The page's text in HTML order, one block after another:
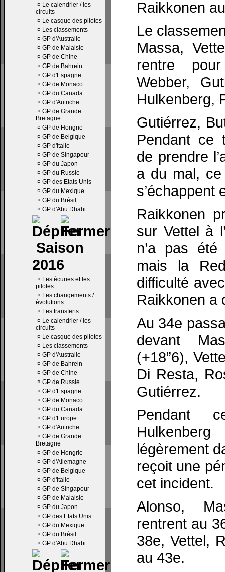
¤ Le calendrier / les
circuits
¤ Le casque des pilotes
¤ Les classements
¤ GP d'Australie
¤ GP de Malaisie
¤ GP de Chine
¤ GP de Bahrein
¤ GP d'Espagne
¤ GP de Monaco
¤ GP du Canada
¤ GP d'Autriche
¤ GP de Grande
Bretagne
¤ GP de Hongrie
¤ GP de Belgique
¤ GP d'Italie
¤ GP de Singapour
¤ GP du Japon
¤ GP du Russie
¤ GP des Etats Unis
¤ GP du Mexique
¤ GP du Brésil
¤ GP d'Abu Dhabi
Saison
2016
¤ Les écuries et les
pilotes
¤ Les changements /
évolutions
¤ Les transferts
¤ Le calendrier / les
circuits
¤ Le casque des pilotes
¤ Les classements
¤ GP d'Australie
¤ GP de Bahrein
¤ GP de Chine
¤ GP de Russie
¤ GP d'Espagne
¤ GP de Monaco
¤ GP du Canada
¤ GP d'Europe
¤ GP d'Autriche
¤ GP de Grande
Bretagne
¤ GP de Hongrie
¤ GP d'Allemagne
¤ GP de Belgique
¤ GP d'Italie
¤ GP de Singapour
¤ GP de Malaisie
¤ GP du Japon
¤ GP des Etats Unis
¤ GP du Mexique
¤ GP du Brésil
¤ GP d'Abu Dhabi
Raikkonen
Le
Massa,
rentre
Webber,
Hulkenberg,
Gutiérrez,
Pendant ce
de prendre
a du mal,
s’échappent
Raikkonen
sur Vettel à
n’a pas
mais la
difficulté
Raikkonen a
Au 34e
devant
(+18”6),
Di Resta,
Gutiérrez.
Pendant
Hulkenberg
légèrement
reçoit une
cet incident.
Alonso,
rentrent au
38e, Vettel,
au 43e.